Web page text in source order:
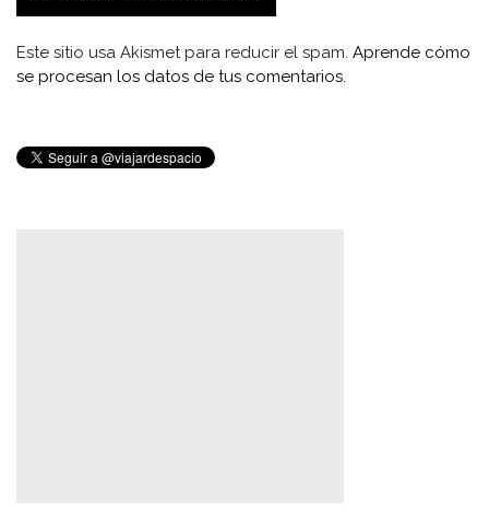
Este sitio usa Akismet para reducir el spam. Aprende cómo
se procesan los datos de tus comentarios.